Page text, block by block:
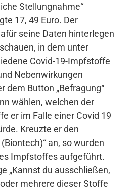
Stellungnahme“
17, 49 Euro. Der
seine Daten hinterlegen
in dem unter
Covid-19-Impfstoffe
Nebenwirkungen
dem Button „Befragung“
wählen, welchen der
er im Falle einer Covid 19
Kreuzte er den
an, so wurden
Impfstoffes aufgeführt.
„Kannst du ausschließen,
mehrere dieser Stoffe